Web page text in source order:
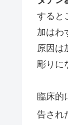
すると
加はわ
原因は
彫りに
臨床的
告され